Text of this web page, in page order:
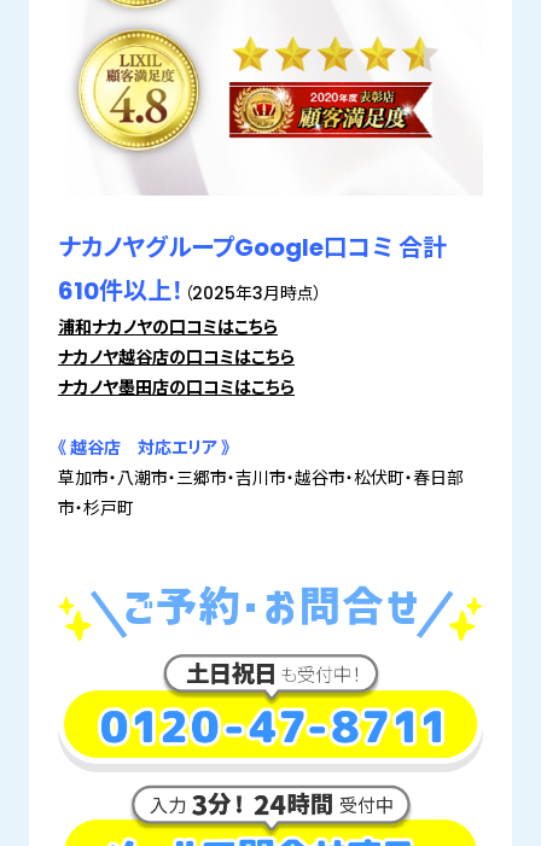
ナカノヤグループGoogle口コミ 合計
610件以上！ （2025年3月時点）
浦和ナカノヤの口コミはこちら
ナカノヤ越谷店の口コミはこちら
ナカノヤ墨田店の口コミはこちら
《 越谷店 対応エリア 》
草加市・八潮市・三郷市・吉川市・越谷市・松伏町・春日部
市・杉戸町